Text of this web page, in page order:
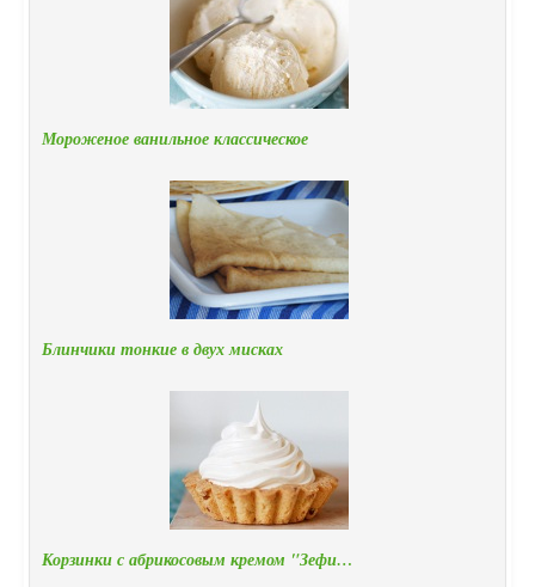
Мороженое ванильное классическое
Блинчики тонкие в двух мисках
Корзинки с абрикосовым кремом "Зефи…